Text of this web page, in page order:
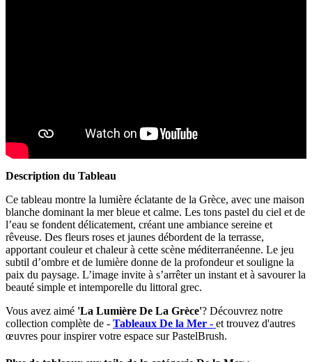
Description du Tableau
Ce tableau montre la lumière éclatante de la Grèce, avec une maison
blanche dominant la mer bleue et calme. Les tons pastel du ciel et de
l’eau se fondent délicatement, créant une ambiance sereine et
rêveuse. Des fleurs roses et jaunes débordent de la terrasse,
apportant couleur et chaleur à cette scène méditerranéenne. Le jeu
subtil d’ombre et de lumière donne de la profondeur et souligne la
paix du paysage. L’image invite à s’arrêter un instant et à savourer la
beauté simple et intemporelle du littoral grec.
Vous avez aimé 'La Lumière De La Grèce'? Découvrez notre
collection complète de - Tableaux De la Mer - et trouvez d'autres
œuvres pour inspirer votre espace sur PastelBrush.